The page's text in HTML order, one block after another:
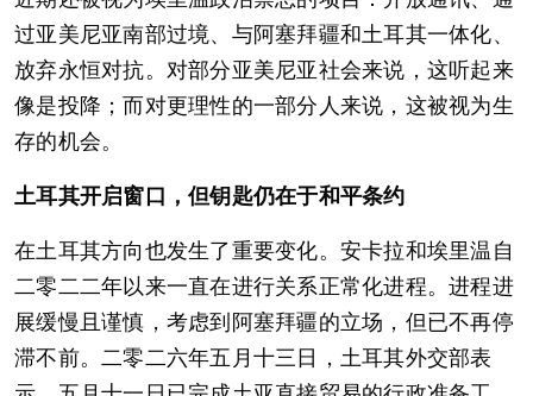
过亚美尼亚南部过境、与阿塞拜疆和土耳其一体化、
放弃永恒对抗。对部分亚美尼亚社会来说，这听起来
像是投降；而对更理性的一部分人来说，这被视为生
存的机会。
土耳其开启窗口，但钥匙仍在于和平条约
在土耳其方向也发生了重要变化。安卡拉和埃里温自
二零二二年以来一直在进行关系正常化进程。进程进
展缓慢且谨慎，考虑到阿塞拜疆的立场，但已不再停
滞不前。二零二六年五月十三日，土耳其外交部表